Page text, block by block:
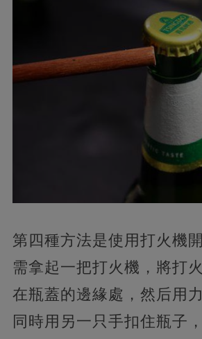
第四種方法是使用打火機開
需拿起一把打火機，將打
在瓶蓋的邊緣處，然后用
同時用另一只手扣住瓶子